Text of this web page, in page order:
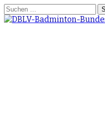
Springe
zum
Suchen
nach: